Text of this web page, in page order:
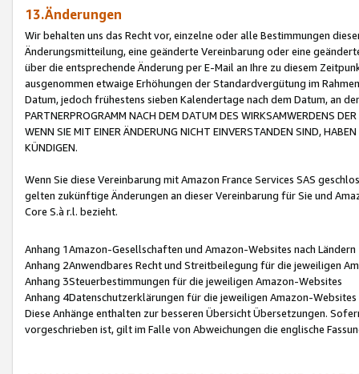
13.Änderungen
Wir behalten uns das Recht vor, einzelne oder alle Bestimmungen
Änderungsmitteilung, eine geänderte Vereinbarung oder eine
über die entsprechende Änderung per E-Mail an Ihre zu diesem
ausgenommen etwaige Erhöhungen der Standardvergütung im
Datum, jedoch frühestens sieben Kalendertage nach dem Datum, an
PARTNERPROGRAMM NACH DEM DATUM DES WIRKSAMWERDENS
WENN SIE MIT EINER ÄNDERUNG NICHT EINVERSTANDEN SIND,
KÜNDIGEN.
Wenn Sie diese Vereinbarung mit Amazon France Services SAS
gelten zukünftige Änderungen an dieser Vereinbarung für Sie und
Core S.à r.l. bezieht.
Anhang 1Amazon-Gesellschaften und Amazon-Websites nach Ländern
Anhang 2Anwendbares Recht und Streitbeilegung für die jeweiligen
Anhang 3Steuerbestimmungen für die jeweiligen Amazon-Websites
Anhang 4Datenschutzerklärungen für die jeweiligen Amazon-Websites
Diese Anhänge enthalten zur besseren Übersicht Übersetzungen.
vorgeschrieben ist, gilt im Falle von Abweichungen die englische